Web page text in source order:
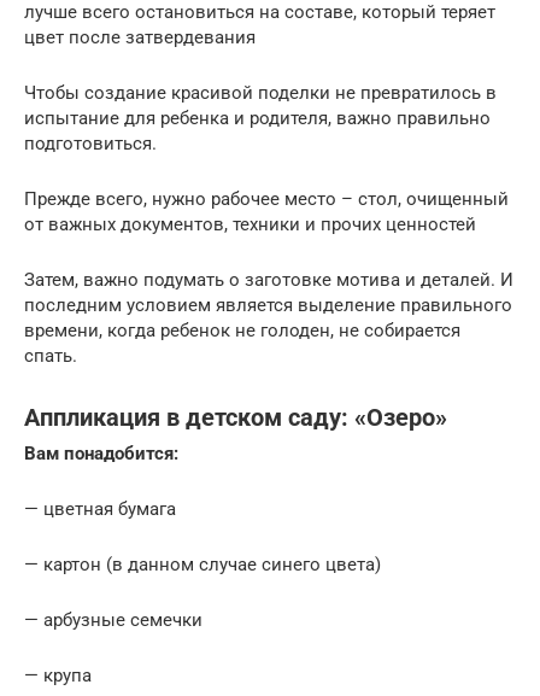
лучше всего остановиться на составе, который теряет
цвет после затвердевания
Чтобы создание красивой поделки не превратилось в
испытание для ребенка и родителя, важно правильно
подготовиться.
Прежде всего, нужно рабочее место – стол, очищенный
от важных документов, техники и прочих ценностей
Затем, важно подумать о заготовке мотива и деталей. И
последним условием является выделение правильного
времени, когда ребенок не голоден, не собирается
спать.
Аппликация в детском саду: «Озеро»
Вам понадобится:
— цветная бумага
— картон (в данном случае синего цвета)
— арбузные семечки
— крупа